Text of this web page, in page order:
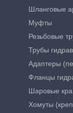
Шланговые
Муфты
Резьбовые
Трубы
Адаптеры
Фланцы
Шаровые
Хомуты